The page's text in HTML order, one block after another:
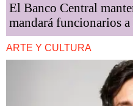
El Banco Central
mandará funcionarios
ARTE Y CULTURA